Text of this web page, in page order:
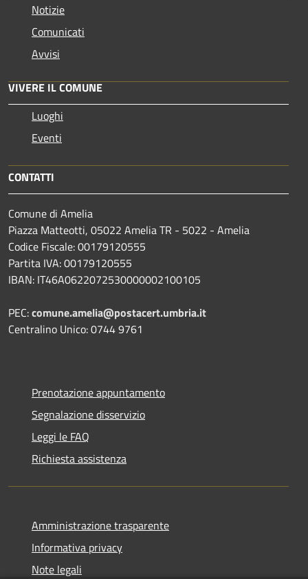
Notizie
Comunicati
Avvisi
VIVERE IL COMUNE
Luoghi
Eventi
CONTATTI
Comune di Amelia
Piazza Matteotti, 05022 Amelia TR - 5022 - Amelia
Codice Fiscale: 00179120555
Partita IVA: 00179120555
IBAN: IT46A0622072530000002100105
PEC:comune.amelia@postacert.umbria.it
Centralino Unico: 0744 9761
Prenotazione appuntamento
Segnalazione disservizio
Leggi le FAQ
Richiesta assistenza
Amministrazione trasparente
Informativa privacy
Note legali